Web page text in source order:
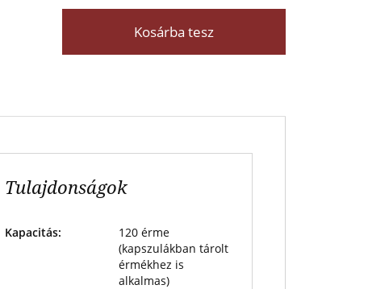
Kosárba tesz
Tulajdonságok
Kapacitás:
120 érme
(kapszulákban tárolt
érmékhez is
alkalmas)